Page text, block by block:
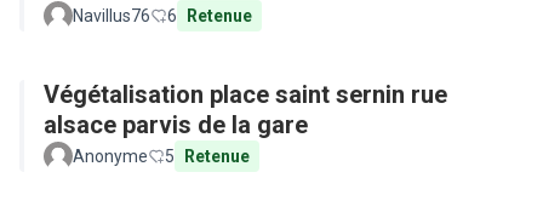
Navillus76 6 Retenue
Végétalisation place saint sernin rue
alsace parvis de la gare
Anonyme 5 Retenue